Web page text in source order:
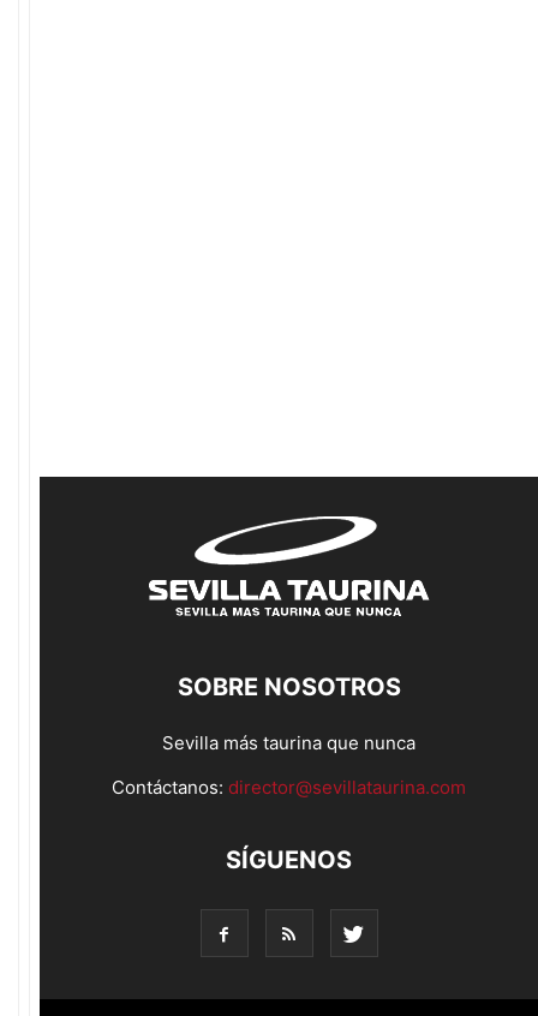
SOBRE NOSOTROS
Sevilla más taurina que nunca
Contáctanos: director@sevillataurina.com
SÍGUENOS